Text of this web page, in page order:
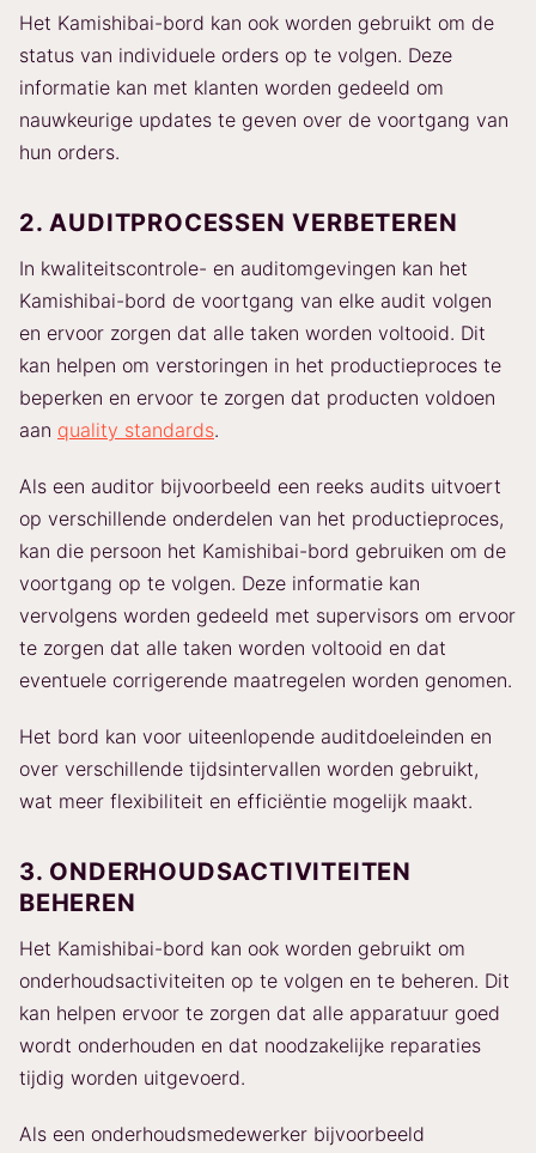
Het Kamishibai-bord kan ook worden gebruikt om de
status van individuele orders op te volgen. Deze
informatie kan met klanten worden gedeeld om
nauwkeurige updates te geven over de voortgang van
hun orders.
2. AUDITPROCESSEN VERBETEREN
In kwaliteitscontrole- en auditomgevingen kan het
Kamishibai-bord de voortgang van elke audit volgen
en ervoor zorgen dat alle taken worden voltooid. Dit
kan helpen om verstoringen in het productieproces te
beperken en ervoor te zorgen dat producten voldoen
aan quality standards.
Als een auditor bijvoorbeeld een reeks audits uitvoert
op verschillende onderdelen van het productieproces,
kan die persoon het Kamishibai-bord gebruiken om de
voortgang op te volgen. Deze informatie kan
vervolgens worden gedeeld met supervisors om ervoor
te zorgen dat alle taken worden voltooid en dat
eventuele corrigerende maatregelen worden genomen.
Het bord kan voor uiteenlopende auditdoeleinden en
over verschillende tijdsintervallen worden gebruikt,
wat meer flexibiliteit en efficiëntie mogelijk maakt.
3. ONDERHOUDSACTIVITEITEN
BEHEREN
Het Kamishibai-bord kan ook worden gebruikt om
onderhoudsactiviteiten op te volgen en te beheren. Dit
kan helpen ervoor te zorgen dat alle apparatuur goed
wordt onderhouden en dat noodzakelijke reparaties
tijdig worden uitgevoerd.
Als een onderhoudsmedewerker bijvoorbeeld